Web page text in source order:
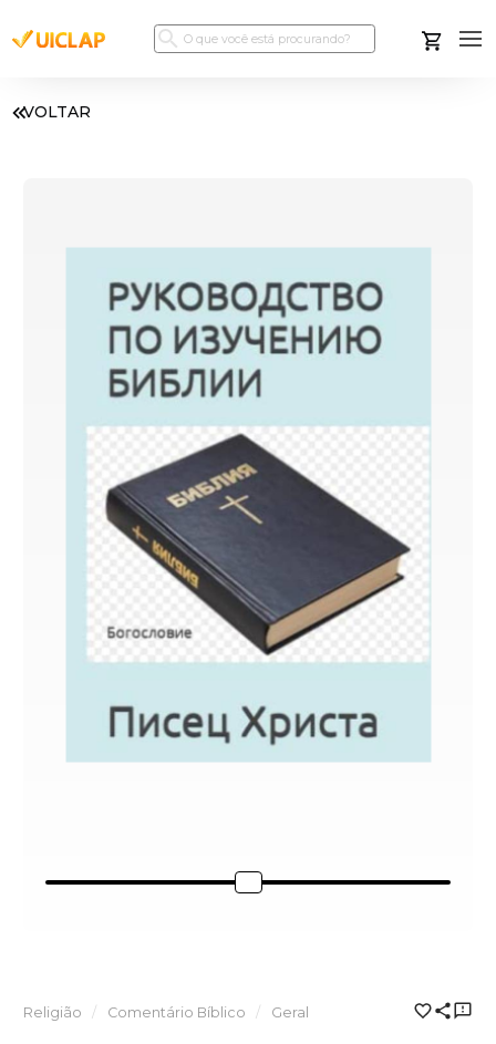
VOLTAR
Religião Comentário Bíblico Geral